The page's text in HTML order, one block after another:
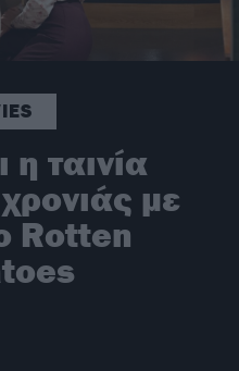
η ταινία
με
Rotten